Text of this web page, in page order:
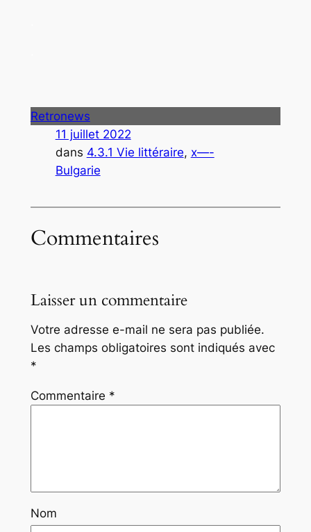
Retronews
11 juillet 2022
dans 4.3.1 Vie littéraire, x—-
Bulgarie
Commentaires
Laisser un commentaire
Votre adresse e-mail ne sera pas publiée.
Les champs obligatoires sont indiqués avec
*
Commentaire *
Nom